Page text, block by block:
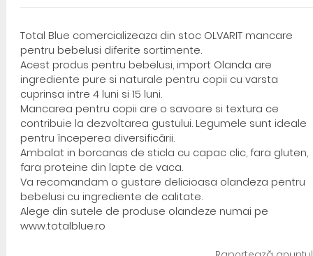
Total Blue comercializeaza din stoc OLVARIT mancare
pentru bebelusi diferite sortimente.
Acest produs pentru bebelusi, import Olanda are
ingrediente pure si naturale pentru copii cu varsta
cuprinsa intre 4 luni si 15 luni.
Mancarea pentru copii are o savoare si textura ce
contribuie la dezvoltarea gustului. Legumele sunt ideale
pentru începerea diversificării.
Ambalat in borcanas de sticla cu capac clic, fara gluten,
fara proteine din lapte de vaca.
Va recomandam o gustare delicioasa olandeza pentru
bebelusi cu ingrediente de calitate.
Alege din sutele de produse olandeze numai pe
www.totalblue.ro